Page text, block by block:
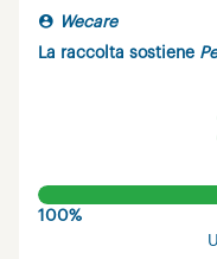
Wecare
La raccolta sostiene
100%